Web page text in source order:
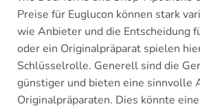
Preise für Euglucon können stark
wie Anbieter und die Entscheidung
oder ein Originalpräparat spielen
Schlüsselrolle. Generell sind die
günstiger und bieten eine sinnvolle
Originalpräparaten. Dies könnte eine